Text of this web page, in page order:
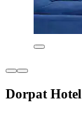
Dorpat Hotel